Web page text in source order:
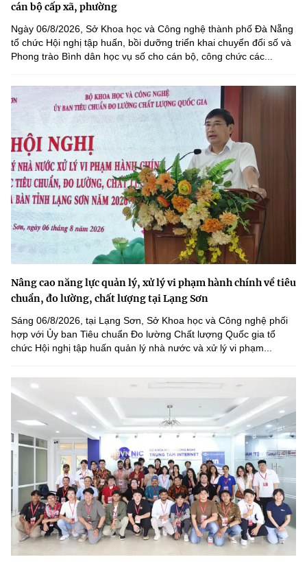
cán bộ cấp xã, phường
Ngày 06/8/2026, Sở Khoa học và Công nghệ thành phố Đà Nẵng
tổ chức Hội nghị tập huấn, bồi dưỡng triển khai chuyển đổi số và
Phong trào Bình dân học vụ số cho cán bộ, công chức các...
Nâng cao năng lực quản lý, xử lý vi phạm hành chính về tiêu
chuẩn, đo lường, chất lượng tại Lạng Sơn
Sáng 06/8/2026, tại Lạng Sơn, Sở Khoa học và Công nghệ phối
hợp với Ủy ban Tiêu chuẩn Đo lường Chất lượng Quốc gia tổ
chức Hội nghị tập huấn quản lý nhà nước và xử lý vi phạm...